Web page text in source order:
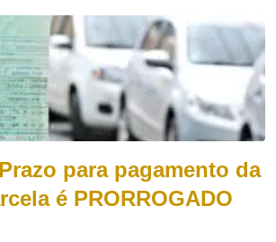
para pagamento da
é PRORROGADO